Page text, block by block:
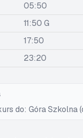
05:50
11:50 G
17:50
23:20
do: Góra Szkolna